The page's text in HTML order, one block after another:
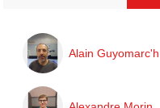
Alain Guyomarc'h